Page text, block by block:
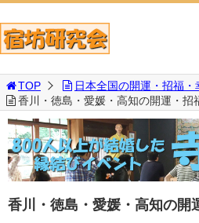
TOP
日本全国の開運・招福
香川・徳島・愛媛・高知の開運・招
香川・徳島・愛媛・高知の開